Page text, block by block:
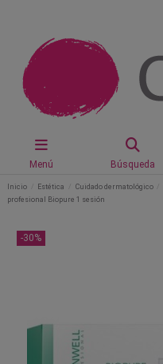
Menú Búsqueda
Inicio Estética Cuidado dermatológico
profesional Biopure 1 sesión
-30%